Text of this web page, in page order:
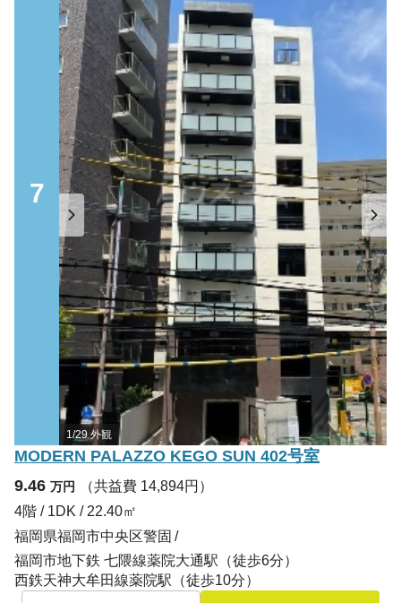
7
1/29 外観
MODERN PALAZZO KEGO SUN 402号室
9.46 万円
（共益費 14,894円）
4階 / 1DK / 22.40㎡
福岡県福岡市中央区警固
福岡市地下鉄 七隈線薬院大通駅（徒歩6分）
西鉄天神大牟田線薬院駅（徒歩10分）